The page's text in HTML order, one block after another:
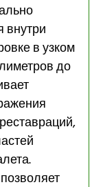
внутри
в узком
до